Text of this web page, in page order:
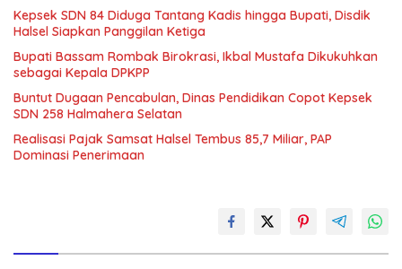
Kepsek SDN 84 Diduga Tantang Kadis hingga Bupati, Disdik
Halsel Siapkan Panggilan Ketiga
Bupati Bassam Rombak Birokrasi, Ikbal Mustafa Dikukuhkan
sebagai Kepala DPKPP
Buntut Dugaan Pencabulan, Dinas Pendidikan Copot Kepsek
SDN 258 Halmahera Selatan
Realisasi Pajak Samsat Halsel Tembus 85,7 Miliar, PAP
Dominasi Penerimaan